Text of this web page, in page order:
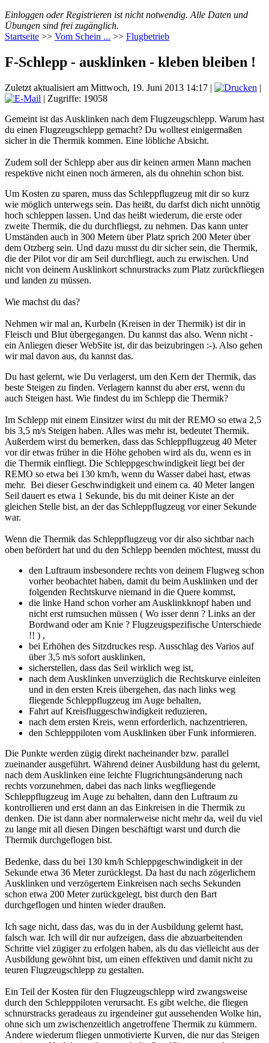
Einloggen oder Registrieren ist nicht notwendig. Alle Daten und
Übungen sind frei zugänglich.
Startseite >> Vom Schein ... >> Flugbetrieb
F-Schlepp - ausklinken - kleben bleiben !
Zuletzt aktualisiert am Mittwoch, 19. Juni 2013 14:17 |
|
| Zugriffe: 19058
Gemeint ist das Ausklinken nach dem Flugzeugschlepp. Warum hast
du einen Flugzeugschlepp gemacht? Du wolltest einigermaßen
sicher in die Thermik kommen. Eine löbliche Absicht.
Zudem soll der Schlepp aber aus dir keinen armen Mann machen
respektive nicht einen noch ärmeren, als du ohnehin schon bist.
Um Kosten zu sparen, muss das Schleppflugzeug mit dir so kurz
wie möglich unterwegs sein. Das heißt, du darfst dich nicht unnötig
hoch schleppen lassen. Und das heißt wiederum, die erste oder
zweite Thermik, die du durchfliegst, zu nehmen. Das kann unter
Umständen auch in 300 Metern über Platz sprich 200 Meter über
dem Otzberg sein. Und dazu musst du dir sicher sein, die Thermik,
die der Pilot vor dir am Seil durchfliegt, auch zu erwischen. Und
nicht von deinem Ausklinkort schnurstracks zum Platz zurückfliegen
und landen zu müssen.
Wie machst du das?
Nehmen wir mal an, Kurbeln (Kreisen in der Thermik) ist dir in
Fleisch und Blut übergegangen. Du kannst das also. Wenn nicht -
ein Anliegen dieser WebSite ist, dir das beizubringen :-). Also gehen
wir mal davon aus, du kannst das.
Du hast gelernt, wie Du verlagerst, um den Kern der Thermik, das
beste Steigen zu finden. Verlagern kannst du aber erst, wenn du
auch Steigen hast. Wie findest du im Schlepp die Thermik?
Im Schlepp mit einem Einsitzer wirst du mit der REMO so etwa 2,5
bis 3,5 m/s Steigen haben. Alles was mehr ist, bedeutet Thermik.
Außerdem wirst du bemerken, dass das Schleppflugzeug 40 Meter
vor dir etwas früher in die Höhe gehoben wird als du, wenn es in
die Thermik einfliegt. Die Schleppgeschwindigkeit liegt bei der
REMO so etwa bei 130 km/h, wenn du Wasser dabei hast, etwas
mehr. Bei dieser Geschwindigkeit und einem ca. 40 Meter langen
Seil dauert es etwa 1 Sekunde, bis du mit deiner Kiste an der
gleichen Stelle bist, an der das Schleppflugzeug vor einer Sekunde
war.
Wenn die Thermik das Schleppflugzeug vor dir also sichtbar nach
oben befördert hat und du den Schlepp beenden möchtest, musst du
den Luftraum insbesondere rechts von deinem Flugweg schon
vorher beobachtet haben, damit du beim Ausklinken und der
folgenden Rechtskurve niemand in die Quere kommst,
die linke Hand schon vorher am Ausklinkknopf haben und
nicht erst rumsuchen müssen ( Wo isser denn ? Links an der
Bordwand oder am Knie ? Flugzeugspezifische Unterschiede
!! ) ,
bei Erhöhen des Sitzdruckes resp. Ausschlag des Varios auf
über 3,5 m/s sofort ausklinken,
sicherstellen, dass das Seil wirklich weg ist,
nach dem Ausklinken unverzüglich die Rechtskurve einleiten
und in den ersten Kreis übergehen, das nach links weg
fliegende Schleppflugzeug im Auge behalten,
Fahrt auf Kreisfluggeschwindigkeit reduzieren,
nach dem ersten Kreis, wenn erforderlich, nachzentrieren,
den Schlepppiloten vom Ausklinken über Funk informieren.
Die Punkte werden zügig direkt nacheinander bzw. parallel
zueinander ausgeführt. Während deiner Ausbildung hast du gelernt,
nach dem Ausklinken eine leichte Flugrichtungsänderung nach
rechts vorzunehmen, dabei das nach links wegfliegende
Schleppflugzeug im Auge zu behalten, dann den Luftraum zu
kontrollieren und erst dann an das Einkreisen in die Thermik zu
denken. Die ist dann aber normalerweise nicht mehr da, weil du viel
zu lange mit all diesen Dingen beschäftigt warst und durch die
Thermik durchgeflogen bist.
Bedenke, dass du bei 130 km/h Schleppgeschwindigkeit in der
Sekunde etwa 36 Meter zurücklegst. Da hast du nach zögerlichem
Ausklinken und verzögertem Einkreisen nach sechs Sekunden
schon etwa 200 Meter zurückgelegt, bist durch den Bart
durchgeflogen und hinten wieder draußen.
Ich sage nicht, dass das, was du in der Ausbildung gelernt hast,
falsch war. Ich will dir nur aufzeigen, dass die abzuarbeitenden
Schritte viel zügiger zu erfolgen haben, als du das vielleicht aus der
Ausbildung gewöhnt bist, um einen effektiven und damit nicht zu
teuren Flugzeugschlepp zu gestalten.
Ein Teil der Kosten für den Flugzeugschlepp wird zwangsweise
durch den Schlepppiloten verursacht. Es gibt welche, die fliegen
schnurstracks geradeaus zu irgendeiner gut aussehenden Wolke hin,
ohne sich um zwischenzeitlich angetroffene Thermik zu kümmern.
Andere wiederum fliegen unmotivierte Kurven, die nur das Steigen